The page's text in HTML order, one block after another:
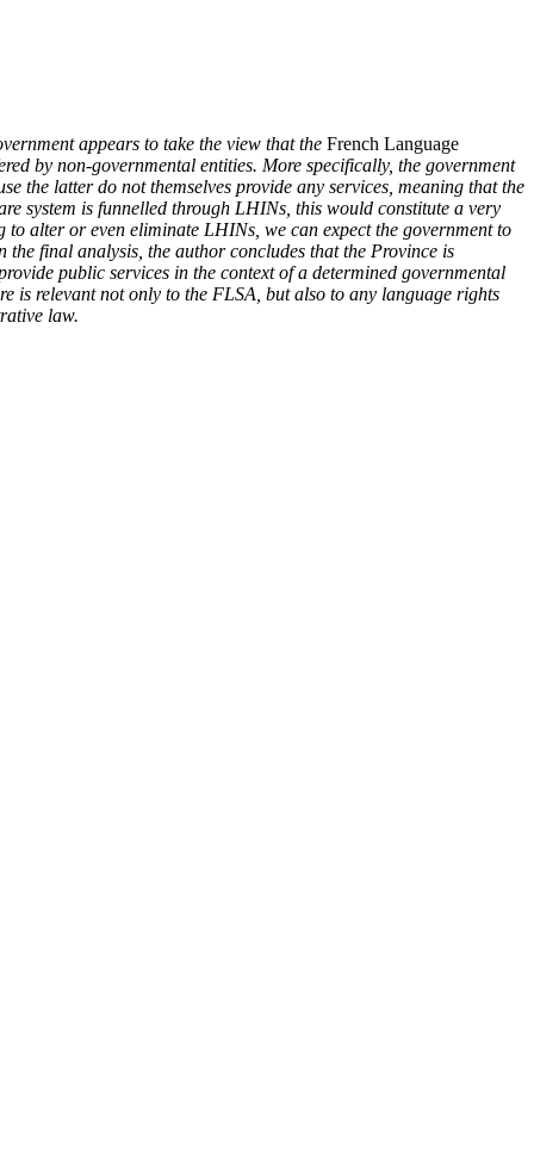
appears to take the view that the French Language
by non-governmental entities. More specifically, the government
the latter do not themselves provide any services, meaning that the
system is funnelled through LHINs, this would constitute a very
alter or even eliminate LHINs, we can expect the government to
final analysis, the author concludes that the Province is
public services in the context of a determined governmental
is relevant not only to the FLSA, but also to any language rights
law.